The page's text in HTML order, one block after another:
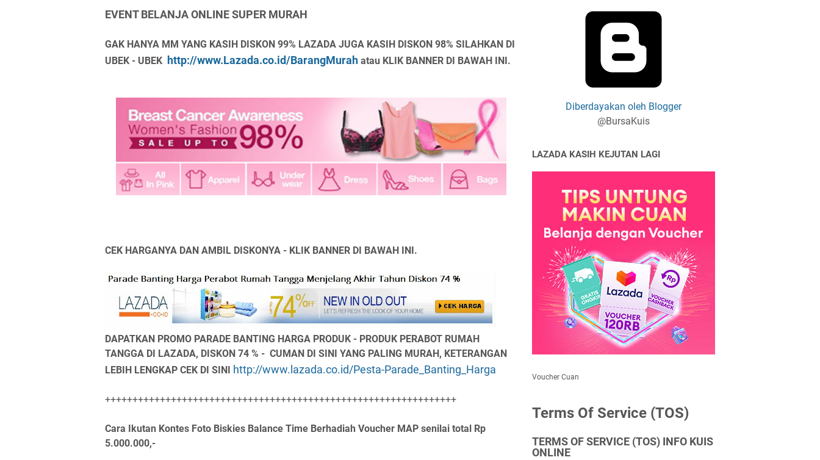
EVENT BELANJA ONLINE SUPER MURAH
GAK HANYA MM YANG KASIH DISKON 99% LAZADA JUGA KASIH DISKON 98% SILAHKAN DI
UBEK - UBEK http://www.Lazada.co.id/BarangMurah atau KLIK BANNER DI BAWAH INI.
CEK HARGANYA DAN AMBIL DISKONYA - KLIK BANNER DI BAWAH INI.
DAPATKAN PROMO PARADE BANTING HARGA PRODUK - PRODUK PERABOT RUMAH
TANGGA DI LAZADA, DISKON 74 % - CUMAN DI SINI YANG PALING MURAH, KETERANGAN
LEBIH LENGKAP CEK DI SINI
http://www.lazada.co.id/Pesta-Parade_Banting_Harga
++++++++++++++++++++++++++++++++++++++++++++++++++++++++++++++++
Cara Ikutan Kontes Foto Biskies Balance Time Berhadiah Voucher MAP senilai total Rp
5.000.000,-
Diberdayakan oleh Blogger
@BursaKuis
LAZADA KASIH KEJUTAN LAGI
Voucher Cuan
Terms Of Service (TOS)
TERMS OF SERVICE (TOS) INFO KUIS
ONLINE